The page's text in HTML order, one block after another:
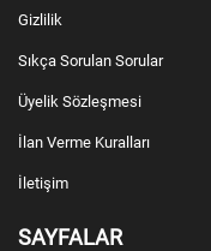
Gizlilik
Sıkça Sorulan Sorular
Üyelik Sözleşmesi
İlan Verme Kuralları
İletişim
SAYFALAR